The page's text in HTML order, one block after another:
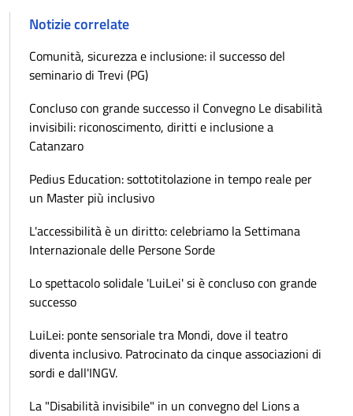
Notizie correlate
Comunità, sicurezza e inclusione: il successo del
seminario di Trevi (PG)
Concluso con grande successo il Convegno Le disabilità
invisibili: riconoscimento, diritti e inclusione a
Catanzaro
Pedius Education: sottotitolazione in tempo reale per
un Master più inclusivo
L'accessibilità è un diritto: celebriamo la Settimana
Internazionale delle Persone Sorde
Lo spettacolo solidale 'LuiLei' si è concluso con grande
successo
LuiLei: ponte sensoriale tra Mondi, dove il teatro
diventa inclusivo. Patrocinato da cinque associazioni di
sordi e dall'INGV.
La "Disabilità invisibile" in un convegno del Lions a